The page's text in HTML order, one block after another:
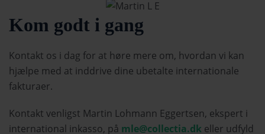
Kom godt i gang
Kontakt os i dag for at høre mere om, hvordan vi kan
hjælpe med at inddrive dine ubetalte internationale
fakturaer.
Kontakt venligst Martin Lohmann Eggertsen, ekspert i
international inkasso, på mle@collectia.dk eller udfyld